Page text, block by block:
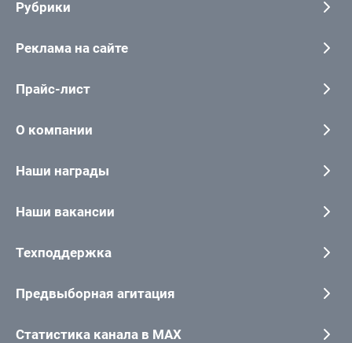
Рубрики
Реклама на сайте
Прайс-лист
О компании
Наши награды
Наши вакансии
Техподдержка
Предвыборная агитация
Статистика канала в MAX